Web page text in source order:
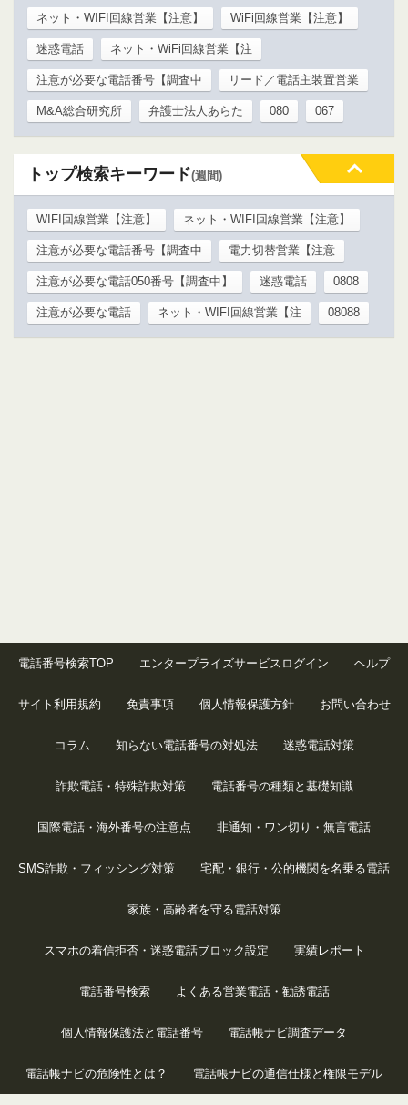
ネット・WIFI回線営業【注意】 WiFi回線営業【注意】
迷惑電話 ネット・WiFi回線営業【注
注意が必要な電話番号【調査中 リード／電話主装置営業
M&A総合研究所 弁護士法人あらた 080 067
トップ検索キーワード(週間)
WIFI回線営業【注意】 ネット・WIFI回線営業【注意】
注意が必要な電話番号【調査中 電力切替営業【注意
注意が必要な電話050番号【調査中】 迷惑電話 0808
注意が必要な電話 ネット・WIFI回線営業【注 08088
電話番号検索TOP エンタープライズサービスログイン ヘルプ
サイト利用規約 免責事項 個人情報保護方針 お問い合わせ
コラム 知らない電話番号の対処法 迷惑電話対策
詐欺電話・特殊詐欺対策 電話番号の種類と基礎知識
国際電話・海外番号の注意点 非通知・ワン切り・無言電話
SMS詐欺・フィッシング対策 宅配・銀行・公的機関を名乗る電話
家族・高齢者を守る電話対策
スマホの着信拒否・迷惑電話ブロック設定 実績レポート
電話番号検索 よくある営業電話・勧誘電話
個人情報保護法と電話番号 電話帳ナビ調査データ
電話帳ナビの危険性とは？ 電話帳ナビの通信仕様と権限モデル